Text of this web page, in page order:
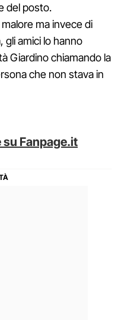
del posto.
ma invece di
gli amici lo hanno
Giardino chiamando la
che non stava in
su Fanpage.it